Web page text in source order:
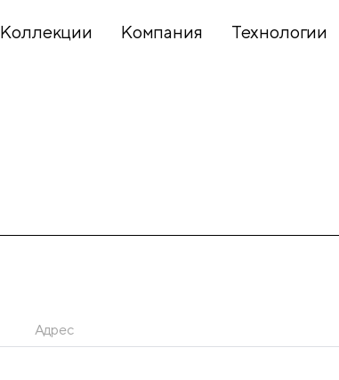
оборудование
Коллекции Компания Технологии
Адрес